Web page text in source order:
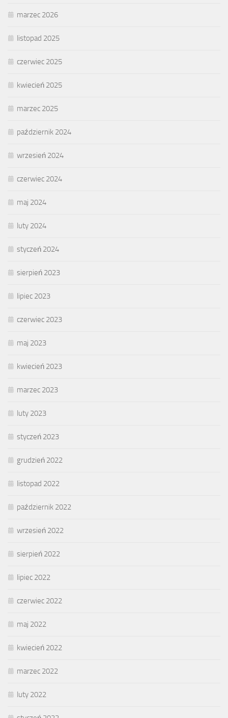
marzec 2026
listopad 2025
czerwiec 2025
kwiecień 2025
marzec 2025
październik 2024
wrzesień 2024
czerwiec 2024
maj 2024
luty 2024
styczeń 2024
sierpień 2023
lipiec 2023
czerwiec 2023
maj 2023
kwiecień 2023
marzec 2023
luty 2023
styczeń 2023
grudzień 2022
listopad 2022
październik 2022
wrzesień 2022
sierpień 2022
lipiec 2022
czerwiec 2022
maj 2022
kwiecień 2022
marzec 2022
luty 2022